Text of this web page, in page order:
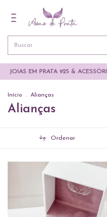
EM PRATA 925 & ACESSÒRIOS
Início . Alianças
Alianças
Ordenar